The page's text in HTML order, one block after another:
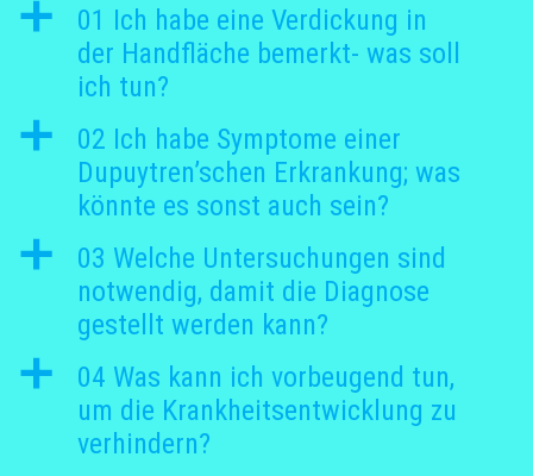
a
01 Ich habe eine Verdickung in
der Handfläche bemerkt- was soll
ich tun?
a
02 Ich habe Symptome einer
Dupuytren’schen Erkrankung; was
könnte es sonst auch sein?
a
03 Welche Untersuchungen sind
notwendig, damit die Diagnose
gestellt werden kann?
a
04 Was kann ich vorbeugend tun,
um die Krankheitsentwicklung zu
verhindern?